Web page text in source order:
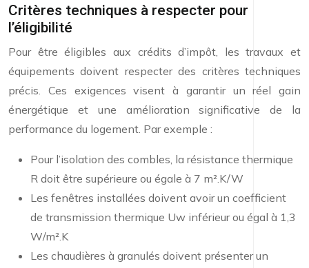
Critères techniques à respecter pour
l’éligibilité
Pour être éligibles aux crédits d’impôt, les travaux et
équipements doivent respecter des critères techniques
précis. Ces exigences visent à garantir un réel gain
énergétique et une amélioration significative de la
performance du logement. Par exemple :
Pour l’isolation des combles, la résistance thermique
R doit être supérieure ou égale à 7 m².K/W
Les fenêtres installées doivent avoir un coefficient
de transmission thermique Uw inférieur ou égal à 1,3
W/m².K
Les chaudières à granulés doivent présenter un